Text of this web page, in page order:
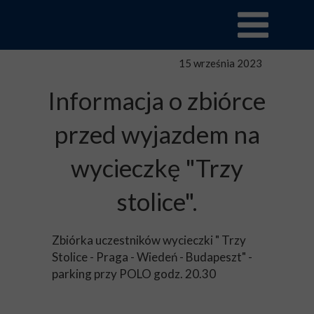
Informacja o zbiórce
przed wyjazdem na
wycieczkę "Trzy
stolice".
Zbiórka uczestników wycieczki " Trzy
Stolice - Praga - Wiedeń - Budapeszt" -
parking przy POLO godz. 20.30
15 września 2023